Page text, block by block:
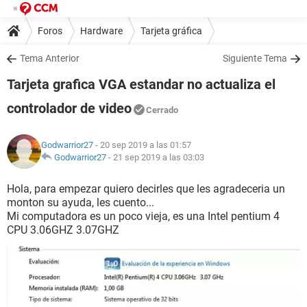
Foros Hardware Tarjeta gráfica
Tema Anterior Siguiente Tema
Tarjeta grafica VGA estandar no actualiza el
controlador de video
Cerrado
Godwarrior27 - 20 sep 2019 a las 01:57
Godwarrior27 - 21 sep 2019 a las 03:03
Hola, para empezar quiero decirles que les agradeceria un
monton su ayuda, les cuento...
Mi computadora es un poco vieja, es una Intel pentium 4
CPU 3.06GHZ 3.07GHZ